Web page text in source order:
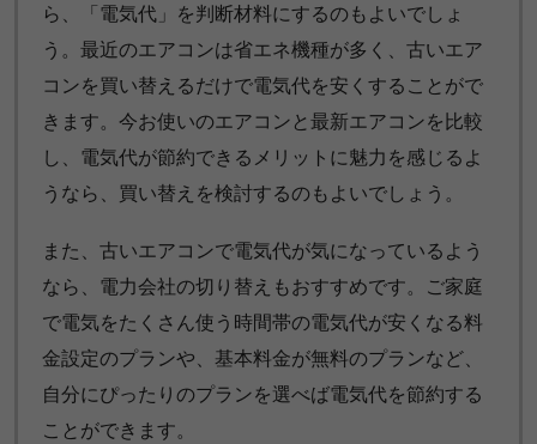
ら、「電気代」を判断材料にするのもよいでしょ
う。最近のエアコンは省エネ機種が多く、古いエア
コンを買い替えるだけで電気代を安くすることがで
きます。今お使いのエアコンと最新エアコンを比較
し、電気代が節約できるメリットに魅力を感じるよ
うなら、買い替えを検討するのもよいでしょう。
また、古いエアコンで電気代が気になっているよう
なら、電力会社の切り替えもおすすめです。ご家庭
で電気をたくさん使う時間帯の電気代が安くなる料
金設定のプランや、基本料金が無料のプランなど、
自分にぴったりのプランを選べば電気代を節約する
ことができます。